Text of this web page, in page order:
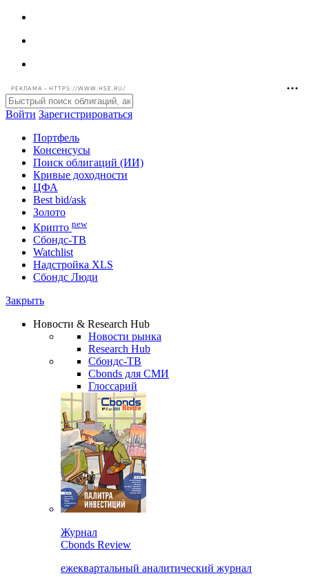
РЕКЛАМА • HTTPS://WWW.HSE.RU/
Войти Зарегистрироваться
Портфель
Консенсусы
Поиск облигаций (ИИ)
Кривые доходности
ЦФА
Best bid/ask
Золото
Крипто new
Watchlist
Сбондс Люди
Новости & Research Hub
Новости рынка
Research Hub
Сбондс-ТВ
Cbonds для СМИ
Глоссарий